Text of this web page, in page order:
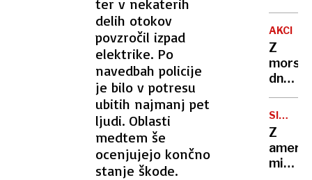
ter v nekaterih
delih otokov
povzročil izpad
elektrike. Po
navedbah policije
je bilo v potresu
ubitih najmanj pet
ljudi. Oblasti
medtem še
ocenjujejo končno
stanje škode.
v
je
skrival
rdečo
sobo
groze
AKCIJE
Z
dna
poleti
pobrali
več
kot
400
SISTEM
Z